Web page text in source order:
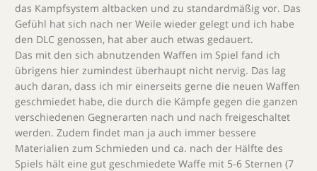
das Kampfsystem altbacken und zu standardmäßig vor. Das
Gefühl hat sich nach ner Weile wieder gelegt und ich habe
den DLC genossen, hat aber auch etwas gedauert.
Das mit den sich abnutzenden Waffen im Spiel fand ich
übrigens hier zumindest überhaupt nicht nervig. Das lag
auch daran, dass ich mir einerseits gerne die neuen Waffen
geschmiedet habe, die durch die Kämpfe gegen die ganzen
verschiedenen Gegnerarten nach und nach freigeschaltet
werden. Zudem findet man ja auch immer bessere
Materialien zum Schmieden und ca. nach der Hälfte des
Spiels hält eine gut geschmiedete Waffe mit 5-6 Sternen (7